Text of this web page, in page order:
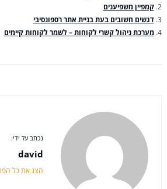
קמפיין משפיענים
דגשים חשובים בעת בניית אתר רספונסיבי
מערכת ניהול קשרי לקוחות – לשמר לקוחות קיימים
נכתב על ידי:
david
הצג את כל